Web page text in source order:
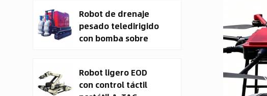
Robot de drenaje
pesado teledirigido
con bomba sobre
tripulado (UGV).
Robot ligero EOD
con control táctil